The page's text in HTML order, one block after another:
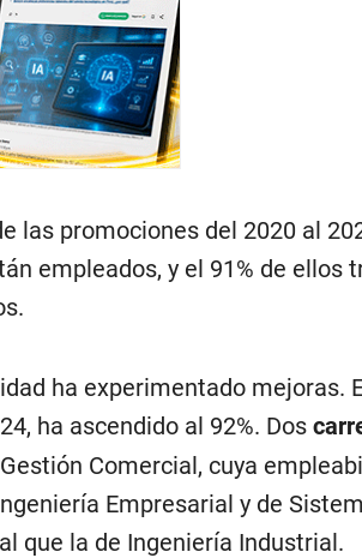
las promociones del 2020 al
empleados, y el 91% de ellos
ha experimentado mejoras.
ha ascendido al 92%. Dos
Comercial, cuya
Empresarial y de
que la de Ingeniería Industrial.